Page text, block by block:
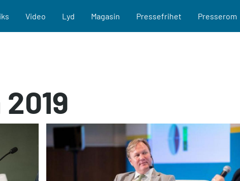
Video Lyd Magasin Pressefrihet Presserom